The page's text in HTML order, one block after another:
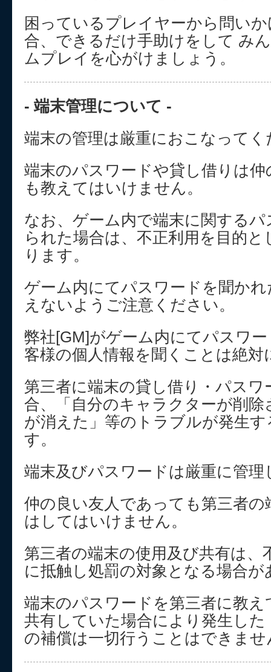
困っているプレイヤーから問い
合、できるだけ手助けをして み
ムプレイを心がけましょう。
- 端末管理について -
端末の管理は厳重におこなってく
端末のパスワードや貸し借りは
も教えてはいけません。
なお、ゲーム内で端末に関する
られた場合は、不正利用を目的
ります。
ゲーム内にてパスワードを聞か
えないようご注意ください。
弊社[GM]がゲーム内にてパスワ
客様の個人情報を聞くことは絶対
第三者に端末の貸し借り・パス
合、「自分のキャラクターが削
が消えた」等のトラブルが発生
す。
端末及びパスワードは厳重に管
仲の良い友人であっても第三者の
はしてはいけません。
第三者の端末の使用及び共有は、
に抵触し処罰の対象となる場合が
端末のパスワードを第三者に教
共有していた場合により発生し
の補償は一切行うことはできませ